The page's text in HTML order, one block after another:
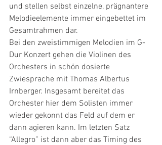
und stellen selbst einzelne, prägnantere
Melodieelemente immer eingebettet im
Gesamtrahmen dar.
Bei den zweistimmigen Melodien im G-
Dur Konzert gehen die Violinen des
Orchesters in schön dosierte
Zwiesprache mit Thomas Albertus
Irnberger. Insgesamt bereitet das
Orchester hier dem Solisten immer
wieder gekonnt das Feld auf dem er
dann agieren kann. Im letzten Satz
“Allegro” ist dann aber das Timing des